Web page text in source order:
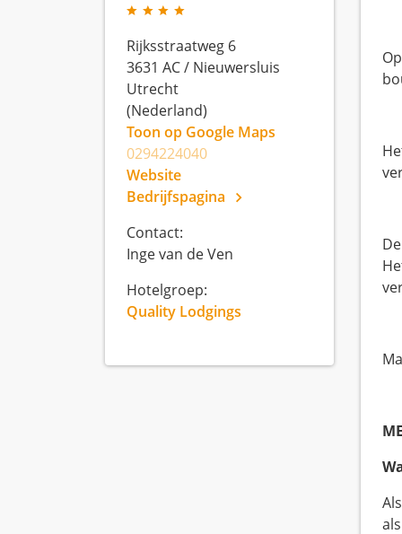
Rijksstraatweg 6
3631 AC/ Nieuwersluis
Utrecht
(Nederland)
Toon op Google Maps
0294224040
Website
Bedrijfspagina
Contact:
Inge van de Ven
Hotelgroep:
Quality Lodgings